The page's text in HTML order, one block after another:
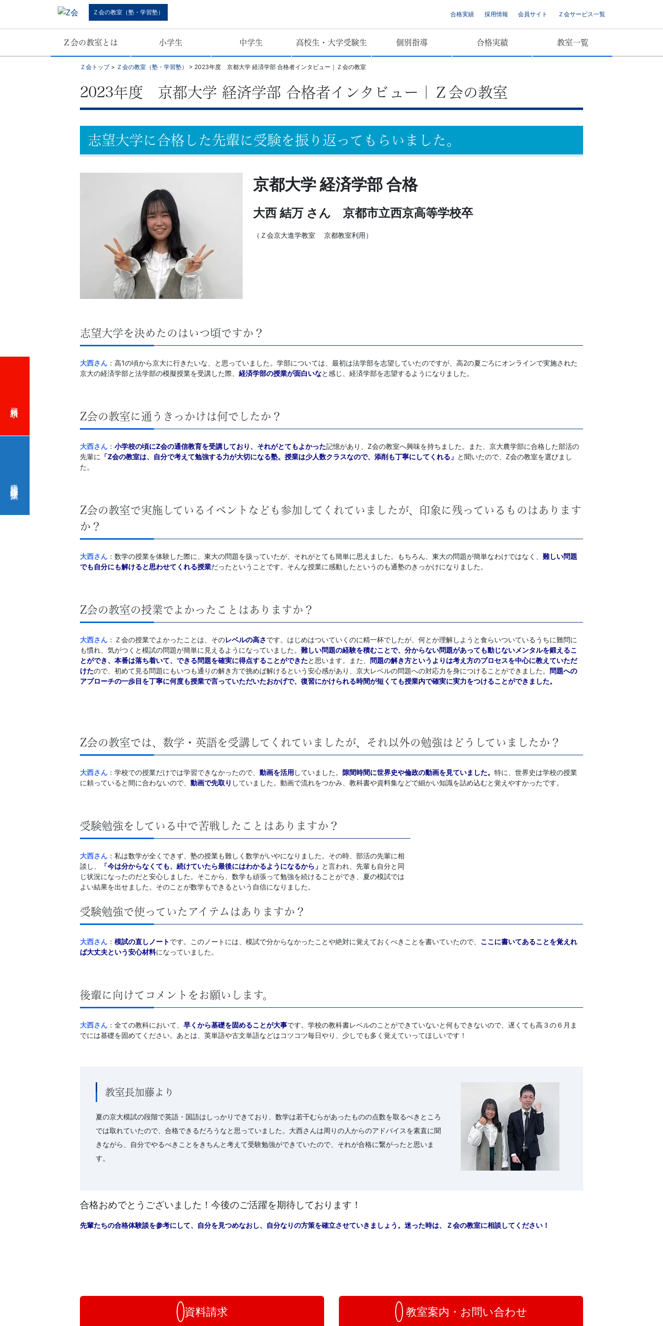
関
校
Ｚ会の教室（塾・学習塾） 合格実績 採用情報 会員サイト Ｚ会サービス一覧
Ｚ会の教室とは 小学生 中学生 高校生・大学受験生 個別指導 合格実績 教室一覧
Ｚ会トップ> Ｚ会の教室（塾・学習塾） > 2023年度 京都大学 経済学部 合格者インタビュー｜Ｚ会の教室
2023年度 京都大学 経済学部 合格者インタビュー｜Ｚ会の教室
志望大学に合格した先輩に受験を振り返ってもらいました。
京都大学 経済学部 合格
大西 結万 さん 京都市立西京高等学校卒
（Ｚ会京大進学教室 京都教室利用）
志望大学を決めたのはいつ頃ですか？
大西さん ：高1の頃から京大に行きたいな、と思っていました。学部については、最初は法学部を志望していたのですが、高2の夏ごろにオンラインで実施された
京大の経済学部と法学部の模擬授業を受講した際、 経済学部の授業が面白いなと感じ、経済学部を志望するようになりました。
Z会の教室に通うきっかけは何でしたか？
大西さん ： 小学校の頃にZ会の通信教育を受講しており、それがとてもよかった記憶があり、Z会の教室へ興味を持ちました。また、京大農学部に合格した部活の
先輩に 「Z会の教室は、自分で考えて勉強する力が大切になる塾。授業は少人数クラスなので、添削も丁寧にしてくれる」 と聞いたので、Z会の教室を選びまし
た。
Z会の教室で実施しているイベントなども参加してくれていましたが、印象に残っているものはあります
か？
大西さん ：数学の授業を体験した際に、東大の問題を扱っていたが、それがとても簡単に思えました。もちろん、東大の問題が簡単なわけではなく、 難しい問題
でも自分にも解けると思わせてくれる授業だったということです。そんな授業に感動したというのも通塾のきっかけになりました。
Z会の教室の授業でよかったことはありますか？
大西さん ：Ｚ会の授業でよかったことは、そのレベルの高さです。はじめはついていくのに精一杯でしたが、何とか理解しようと食らいついているうちに難問に
も慣れ、気がつくと模試の問題が簡単に見えるようになっていました。 難しい問題の経験を積むことで、分からない問題があっても動じないメンタルを鍛えるこ
とができ、本番は落ち着いて、できる問題を確実に得点することができたと思います。また、 問題の解き方というよりは考え方のプロセスを中心に教えていただ
けたので、初めて見る問題にもいつも通りの解き方で挑めば解けるという安心感があり、京大レベルの問題への対応力を身につけることができました。 問題への
アプローチの一歩目を丁寧に何度も授業で言っていただいたおかげで、復習にかけられる時間が短くても授業内で確実に実力をつけることができました。
Z会の教室では、数学・英語を受講してくれていましたが、それ以外の勉強はどうしていましたか？
大西さん ：学校での授業だけでは学習できなかったので、 動画を活用 していました。 隙間時間に世界史や倫政の動画を見ていました。 特に、世界史は学校の授業
に頼っていると間に合わないので、 動画で先取り していました。動画で流れをつかみ、教科書や資料集などで細かい知識を詰め込むと覚えやすかったです。
受験勉強をしている中で苦戦したことはありますか？
大西さん ：私は数学が全くできず、塾の授業も難しく数学がいやになりました。その時、部活の先輩に相
談し、
「今は分からなくても、続けていたら最後にはわかるようになるから」 と言われ、先輩も自分と同
じ状況になったのだと安心しました。そこから、数学も頑張って勉強を続けることができ、夏の模試では
よい結果を出せました。そのことが数学もできるという自信になりました。
受験勉強で使っていたアイテムはありますか？
大西さん ： 模試の直しノートです。このノートには、模試で分からなかったことや絶対に覚えておくべきことを書いていたので、 ここに書いてあることを覚えれ
ば大丈夫という安心材料になっていました。
後輩に向けてコメントをお願いします。
大西さん ：全ての教科において、 早くから基礎を固めることが大事です。学校の教科書レベルのことができていないと何もできないので、遅くても高３の６月ま
でには基礎を固めてください。あとは、英単語や古文単語などはコツコツ毎日やり、少しでも多く覚えていってほしいです！
教室長加藤より
夏の京大模試の段階で英語・国語はしっかりできており、数学は若干むらがあったものの点数を取るべきところ
では取れていたので、合格できるだろうなと思っていました。大西さんは周りの人からのアドバイスを素直に聞
きながら、自分でやるべきことをきちんと考えて受験勉強ができていたので、それが合格に繋がったと思いま
す。
合格おめでとうございました！今後のご活躍を期待しております！
先輩たちの合格体験談を参考にして、自分を見つめなおし、自分なりの方策を確立させていきましょう。迷った時は、Ｚ会の教室に相談してください！
資料請求 教室案内・お問い合わせ
受講相談・体験授業